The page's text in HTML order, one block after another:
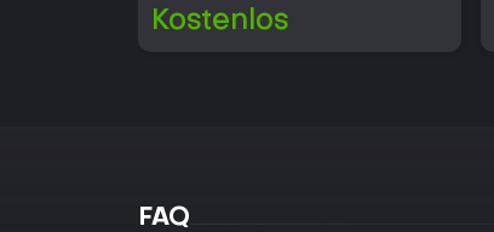
Kostenlos
FAQ